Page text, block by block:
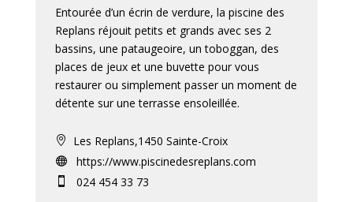
Entourée d’un écrin de verdure, la piscine des
Replans réjouit petits et grands avec ses 2
bassins, une pataugeoire, un toboggan, des
places de jeux et une buvette pour vous
restaurer ou simplement passer un moment de
détente sur une terrasse ensoleillée.
 Les Replans,1450 Sainte-Croix
 https://www.piscinedesreplans.com
 024 454 33 73